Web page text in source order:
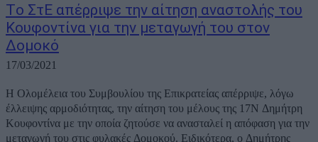
Tο ΣτΕ απέρριψε την αίτηση αναστολής του
Κουφοντίνα για την μεταγωγή του στoν
Δομοκό
17/03/2021
Η Ολομέλεια του Συμβουλίου της Επικρατείας απέρριψε, λόγω
έλλειψης αρμοδιότητας, την αίτηση του μέλους της 17Ν Δημήτρη
Κουφοντίνα με την οποία ζητούσε να ανασταλεί η απόφαση για την
μεταγωγή του στις φυλακές Δομοκού. Ειδικότερα, ο Δημήτρης